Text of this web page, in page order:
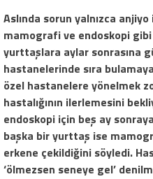
Aslında sorun yalnızca
mamografi ve endoskopi
yurttaşlara aylar sonrasına
hastanelerinde sıra
özel hastanelere yönelmek
hastalığının ilerlemesini
endoskopi için beş ay
başka bir yurttaş ise
erkene çekildiğini söyledi.
‘ölmezsen seneye gel’